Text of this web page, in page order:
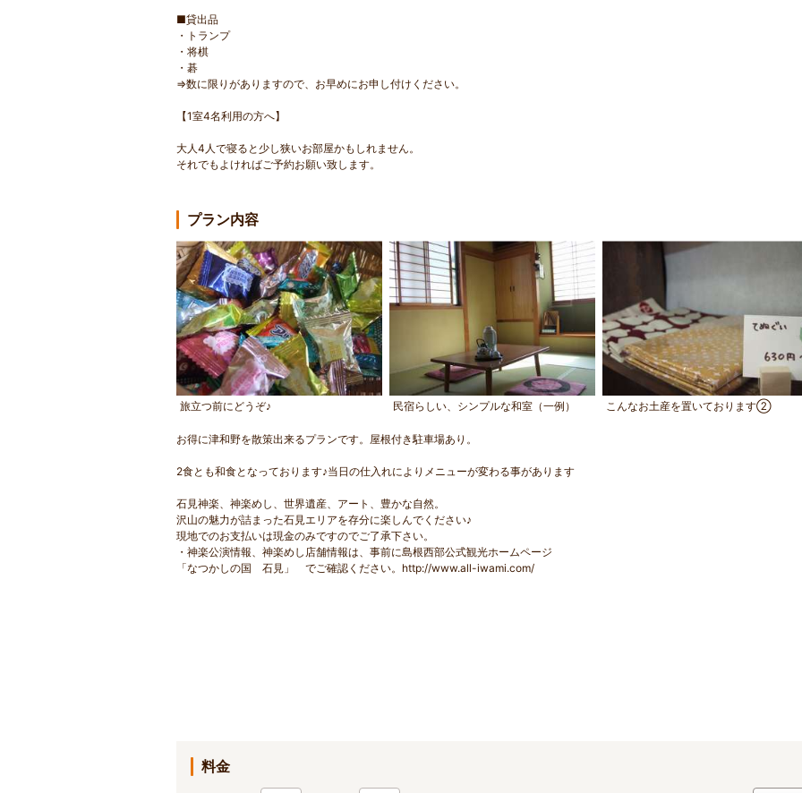
■貸出品
・トランプ
・将棋
・碁
⇒数に限りがありますので、お早めにお申し付けください。
【1室4名利用の方へ】
大人4人で寝ると少し狭いお部屋かもしれません。
それでもよければご予約お願い致します。
プラン内容
旅立つ前にどうぞ♪ 民宿らしい、シンプルな和室（一例） こんなお土産を置いております②
お得に津和野を散策出来るプランです。屋根付き駐車場あり。
2食とも和食となっております♪当日の仕入れによりメニューが変わる事があります
石見神楽、神楽めし、世界遺産、アート、豊かな自然。
沢山の魅力が詰まった石見エリアを存分に楽しんでください♪
現地でのお支払いは現金のみですのでご了承下さい。
・神楽公演情報、神楽めし店舗情報は、事前に島根西部公式観光ホームページ
「なつかしの国 石見」 でご確認ください。http://www.all-iwami.com/
料金